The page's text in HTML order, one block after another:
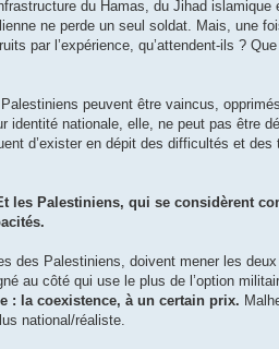
du Hamas, du Jihad islamique
ne perde un seul soldat. Mais, une
par l’expérience, qu’attendent-ils ?
peuvent être vaincus,
nationale, elle, ne peut pas être
d’exister en dépit des difficultés et des
les Palestiniens, qui se considèrent
des Palestiniens, doivent mener les
au côté qui use le plus de l’option
: la coexistence, à un certain prix.
national/réaliste.